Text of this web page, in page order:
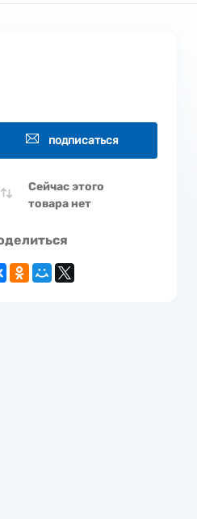
подписаться
Сейчас этого
товара нет